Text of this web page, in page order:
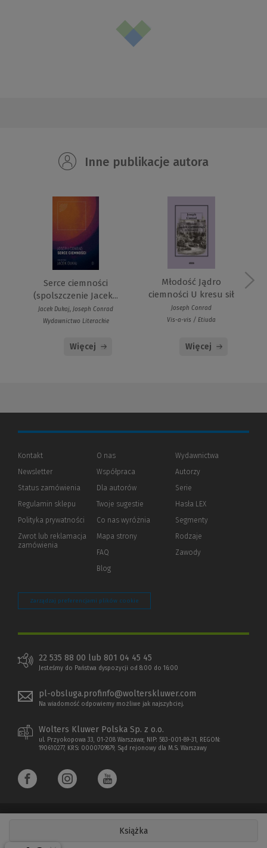
Książka
Inne publikacje autora
Serce ciemności
(spolszczenie Jacek...
Jacek Dukaj, Joseph Conrad
Wydawnictwo Literackie
Więcej
Młodość Jądro
ciemności U kresu sił
Joseph Conrad
Vis-a-vis / Etiuda
Więcej
Kontakt
Newsletter
Status zamówienia
Regulamin sklepu
Polityka prywatności (Nowe
(Link
innej
Zwrot lub reklamacja
zamówienia
O nas
Współpraca
Dla autorów(Nowe
(Link
innej
strony)
Twoje sugestie
Co nas wyróżnia
Mapa strony
FAQ
Blog
Wydawnictwa
Autorzy
Serie
Hasła LEX
Segmenty
Rodzaje
Zawody
Zarządzaj preferencjami plików cookie
22 535 88 00 lub 801 04 45 45
Jesteśmy do Państwa dyspozycji od 8:00 do 16:00
pl-obsluga.profinfo@wolterskluwer.com
Na wiadomość odpowiemy możliwe jak najszybciej.
Wolters Kluwer Polska Sp. z o.o.
ul. Przyokopowa 33, 01-208 Warszawa; NIP: 583-001-89-31, REGON:
190610277, KRS: 0000709879, Sąd rejonowy dla M.S. Warszawy